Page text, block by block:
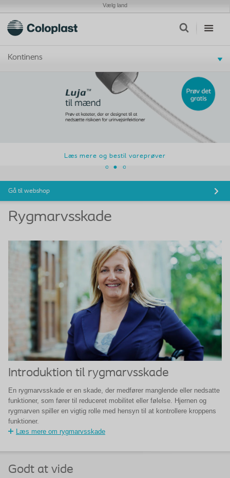
Vælg land
Kontinens
Læs mere og bestil vareprøver
Gå til webshop
Rygmarvsskade
Introduktion til rygmarvsskade
En rygmarvsskade er en skade, der medfører manglende eller nedsatte
funktioner, som fører til reduceret mobilitet eller følelse. Hjernen og
rygmarven spiller en vigtig rolle med hensyn til at kontrollere kroppens
funktioner.
Læs mere om rygmarvsskade
Godt at vide